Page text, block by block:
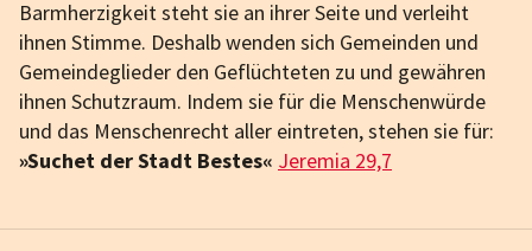
Barmherzigkeit steht sie an ihrer Seite und verleiht
ihnen Stimme. Deshalb wenden sich Gemeinden und
Gemeindeglieder den Geflüchteten zu und gewähren
ihnen Schutzraum. Indem sie für die Menschenwürde
und das Menschenrecht aller eintreten, stehen sie für:
»Suchet der Stadt Bestes« Jeremia 29,7